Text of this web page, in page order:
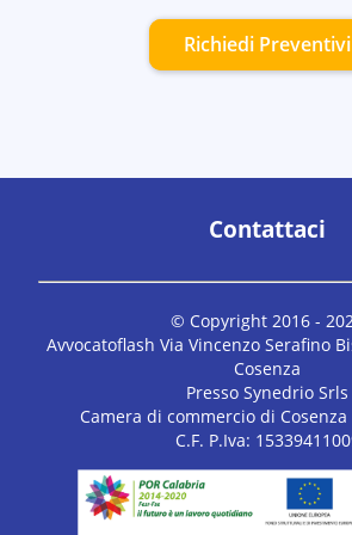
Richiedi Preventivi
Contattaci
© Copyright 2016 -
Avvocatoflash Via Vincenzo Serafino
Cosenza
Presso Synedrio Srls
Camera di commercio di Cosenza
C.F. P.Iva: